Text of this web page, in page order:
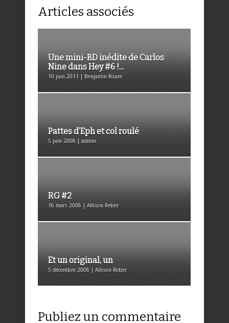
Articles associés
Une mini-BD inédite de Carlos
Nine dans Hey #6 !...
10 juin 2011 | Benjamin Roure
Pattes d’Eph et col roulé
5 juin 2008 | admin
RG #2
16 mars 2008 | Allison Reber
Et un original, un
5 décembre 2008 | Allison Reber
Publiez un commentaire